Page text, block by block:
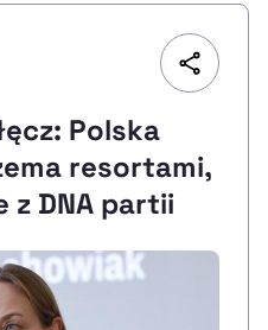
Polska
resortami,
z DNA partii